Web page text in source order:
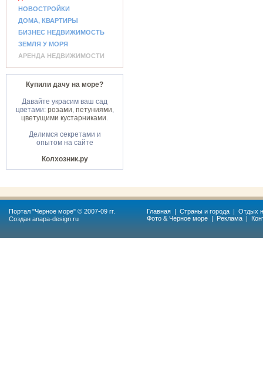
НОВОСТРОЙКИ
ДОМА, КВАРТИРЫ
БИЗНЕС НЕДВИЖИМОСТЬ
ЗЕМЛЯ У МОРЯ
АРЕНДА НЕДВИЖИМОСТИ
Купили дачу на море?
Давайте украсим ваш сад
цветами: розами, петуниями,
цветущими кустарниками.
Делимся секретами и
опытом на сайте
Колхозник.ру
Портал "Черное море" © 2007-09 гг.
Создан anapa-design.ru
Главная | Страны и города | Отдых
Фото & Черное море | Реклама |